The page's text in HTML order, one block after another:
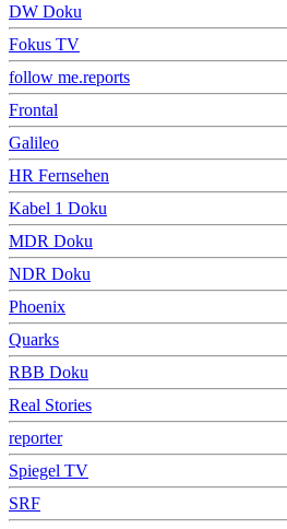
DW Doku
Fokus TV
follow me.reports
Frontal
Galileo
HR Fernsehen
Kabel 1 Doku
MDR Doku
NDR Doku
Phoenix
Quarks
RBB Doku
Real Stories
reporter
Spiegel TV
SRF